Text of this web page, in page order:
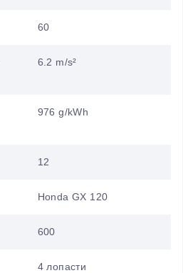
60
6.2 m/s²
976 g/kWh
12
Honda GX 120
600
4 лопасти